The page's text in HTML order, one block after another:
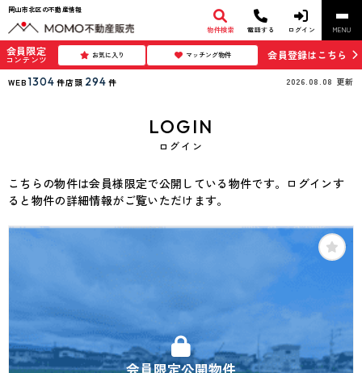
岡山市北区の不動産情報
物件検索 電話する ログイン MENU
会員限定
コンテンツ お気に入り マッチング物件 会員登録はこちら
WEB 1304 件店頭 294 件 2026.08.08 更新
LOGIN
ログイン
こちらの物件は会員様限定で公開している物件です。ログインす
ると物件の詳細情報がご覧いただけます。
会員限定公開物件